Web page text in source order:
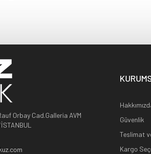
Orbay Cad.Galleria AVM
Güvenlik
Teslimat
Kargo